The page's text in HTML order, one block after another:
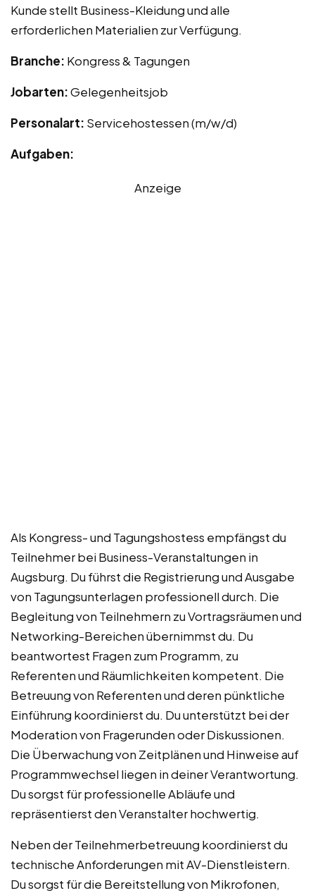
Kunde stellt Business-Kleidung und alle
erforderlichen Materialien zur Verfügung.
Branche: Kongress & Tagungen
Jobarten:Gelegenheitsjob
Personalart: Servicehostessen (m/w/d)
Aufgaben:
Anzeige
Als Kongress- und Tagungshostess empfängst du
Teilnehmer bei Business-Veranstaltungen in
Augsburg. Du führst die Registrierung und Ausgabe
von Tagungsunterlagen professionell durch. Die
Begleitung von Teilnehmern zu Vortragsräumen und
Networking-Bereichen übernimmst du. Du
beantwortest Fragen zum Programm, zu
Referenten und Räumlichkeiten kompetent. Die
Betreuung von Referenten und deren pünktliche
Einführung koordinierst du. Du unterstützt bei der
Moderation von Fragerunden oder Diskussionen.
Die Überwachung von Zeitplänen und Hinweise auf
Programmwechsel liegen in deiner Verantwortung.
Du sorgst für professionelle Abläufe und
repräsentierst den Veranstalter hochwertig.
Neben der Teilnehmerbetreuung koordinierst du
technische Anforderungen mit AV-Dienstleistern.
Du sorgst für die Bereitstellung von Mikrofonen,